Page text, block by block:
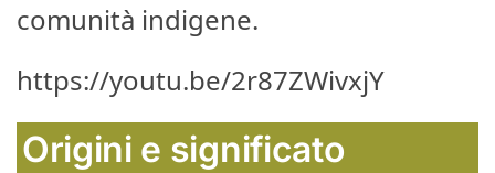
comunità indigene.
https://youtu.be/2r87ZWivxjY
Origini e significato